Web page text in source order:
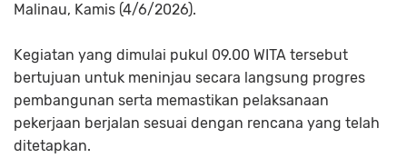
Malinau, Kamis (4/6/2026).
Kegiatan yang dimulai pukul 09.00 WITA tersebut
bertujuan untuk meninjau secara langsung progres
pembangunan serta memastikan pelaksanaan
pekerjaan berjalan sesuai dengan rencana yang telah
ditetapkan.